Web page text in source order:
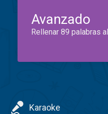
Avanzado
Rellenar 89 palabras
Karaoke